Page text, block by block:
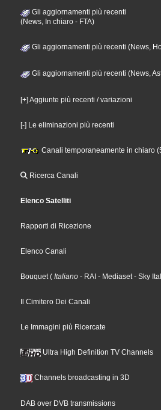
Gli aggiornamenti più recenti
(News, In chiaro - FTA)
Gli aggiornamenti più recenti (News,
Gli aggiornamenti più recenti (News,
[+] Aggiunte più recenti / variazioni
[-] Le eliminazioni più recenti
Canali temporaneamente in chiaro
Ricerca Canali
Elenco Satelliti
Rapporti di Ricezione
Elenco Canali
Bouquet ( Italiano - RAI - Mediaset - Sky
Il Cimitero Dei Canali
Le Immagini più Ricercate
Ultra High Definition TV Channels
Channels broadcasting in 3D
DAB over DVB transmissions